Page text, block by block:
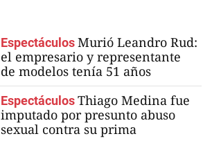
EspectáculosMurió Leandro Rud:
el empresario y representante
de modelos tenía 51 años
EspectáculosThiago Medina fue
imputado por presunto abuso
sexual contra su prima